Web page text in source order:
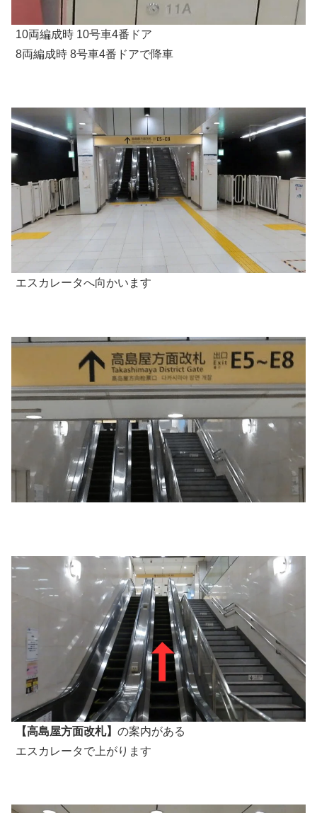
10両編成時 10号車4番ドア
8両編成時 8号車4番ドアで降車
エスカレータへ向かいます
【高島屋方面改札】 の案内がある
エスカレータで上がります